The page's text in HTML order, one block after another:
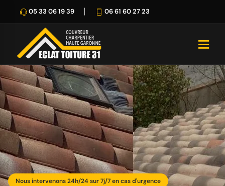
05 33 06 19 39 06 61 60 27 23
Nous intervenons 24h/24 sur 7j/7 en cas d'urgence